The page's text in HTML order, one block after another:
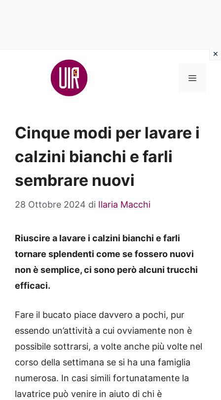
MENU
Cinque modi per lavare i
calzini bianchi e farli
sembrare nuovi
28 Ottobre 2024 di Ilaria Macchi
Riuscire a lavare i calzini bianchi e farli
tornare splendenti come se fossero nuovi
non è semplice, ci sono però alcuni trucchi
efficaci.
Fare il bucato piace davvero a pochi, pur
essendo un’attività a cui ovviamente non è
possibile sottrarsi, a volte anche più volte nel
corso della settimana se si ha una famiglia
numerosa. In casi simili fortunatamente la
lavatrice può venire in aiuto di chi è